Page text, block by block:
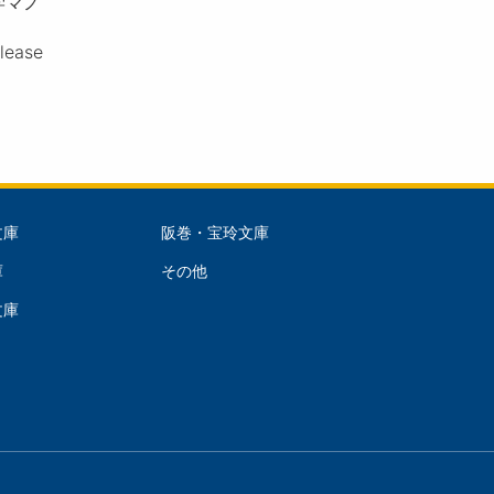
庫
庫
文
庫
阪巻・宝玲文庫
その他